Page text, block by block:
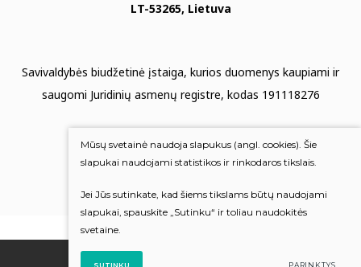
LT-53265, Lietuva
Savivaldybės biudžetinė įstaiga, kurios duomenys kaupiami ir
saugomi Juridinių asmenų registre, kodas 191118276
Duomenų apsauga
Mums rūpi Jūsų nuomonė
Įvertinkite mus
© 2022 Visos teisės saugomos
Mūsų svetainė naudoja slapukus (angl. cookies). Šie
slapukai naudojami statistikos ir rinkodaros tikslais.
Jei Jūs sutinkate, kad šiems tikslams būtų naudojami
slapukai, spauskite „Sutinku“ ir toliau naudokitės
svetaine.
SUTINKU PARINKTYS